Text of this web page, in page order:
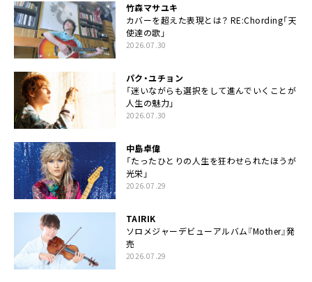
竹森マサユキ
カバーを超えた表現とは？ RE:Chording「天
使達の歌」
2026.07.30
パク・ユチョン
「迷いながらも選択をして進んでいくことが
人生の魅力」
2026.07.30
中島卓偉
「たったひとりの人生を狂わせられたほうが
光栄」
2026.07.29
TAIRIK
ソロメジャーデビューアルバム『Mother』発
売
2026.07.29